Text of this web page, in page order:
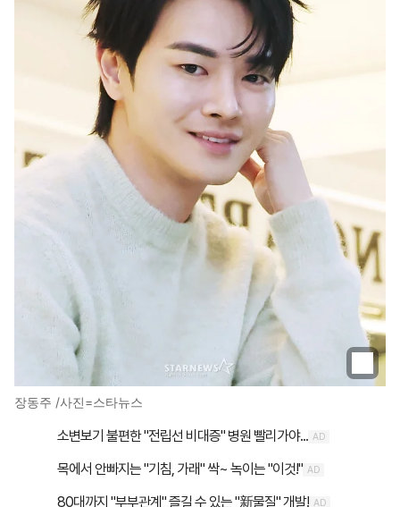
장동주 /사진=스타뉴스